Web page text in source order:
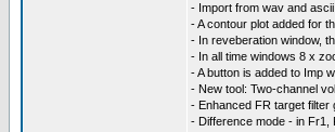
- Import from wav and
- A contour plot added for
- In reveberation window,
- In all time windows 8 x
- A button is added to Imp
- New tool: Two-channel
- Enhanced FR target filter
- Difference mode - in Fr1,